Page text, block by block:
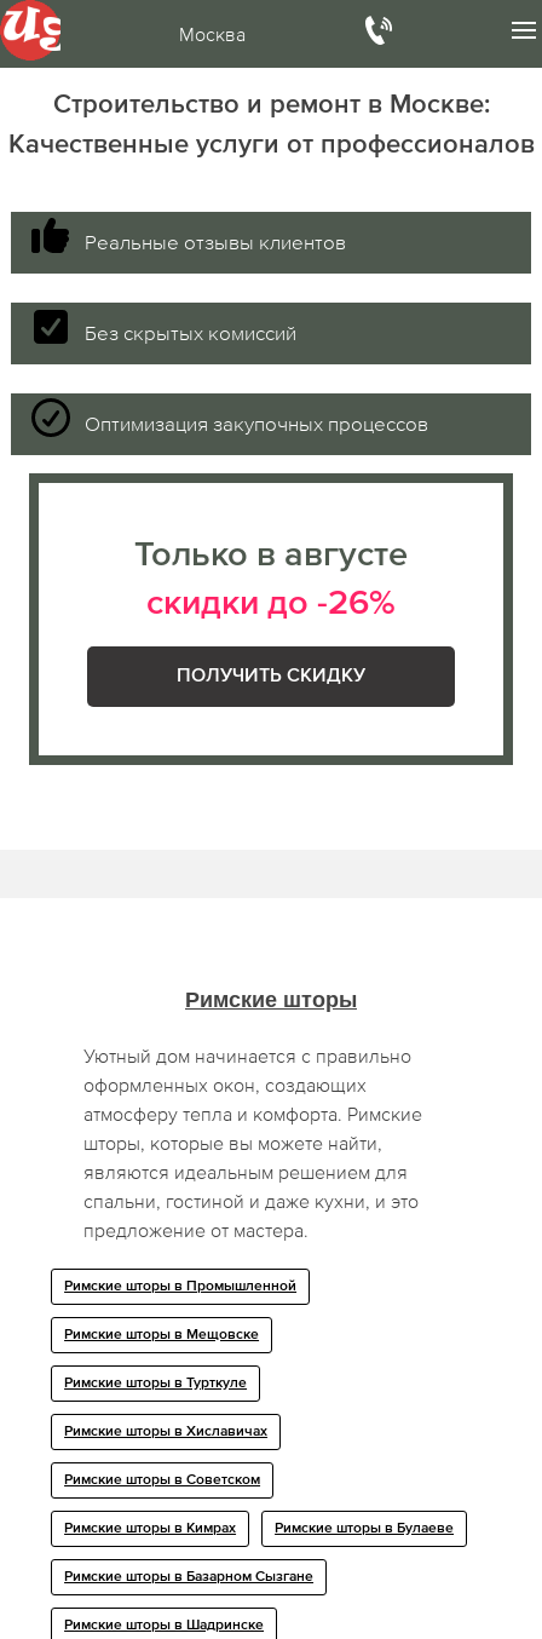
Москва
Строительство и ремонт в Москве:
Качественные услуги от профессионалов
Реальные отзывы клиентов
Без скрытых комиссий
Оптимизация закупочных процессов
Только в августе
скидки до -26%
ПОЛУЧИТЬ СКИДКУ
Римские шторы
Уютный дом начинается с правильно
оформленных окон, создающих
атмосферу тепла и комфорта. Римские
шторы, которые вы можете найти,
являются идеальным решением для
спальни, гостиной и даже кухни, и это
предложение от мастера.
Римские шторы в Промышленной
Римские шторы в Мещовске
Римские шторы в Турткуле
Римские шторы в Хиславичах
Римские шторы в Советском
Римские шторы в Кимрах Римские шторы в Булаеве
Римские шторы в Базарном Сызгане
Римские шторы в Шадринске